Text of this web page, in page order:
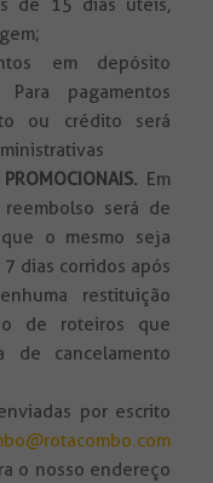
de 15 dias úteis,
em depósito
pagamentos
ou crédito será
Em
será de
o mesmo seja
dias corridos após
restituição
de roteiros que
de cancelamento
por escrito
o nosso endereço